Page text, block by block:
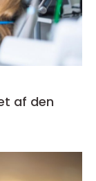
af den